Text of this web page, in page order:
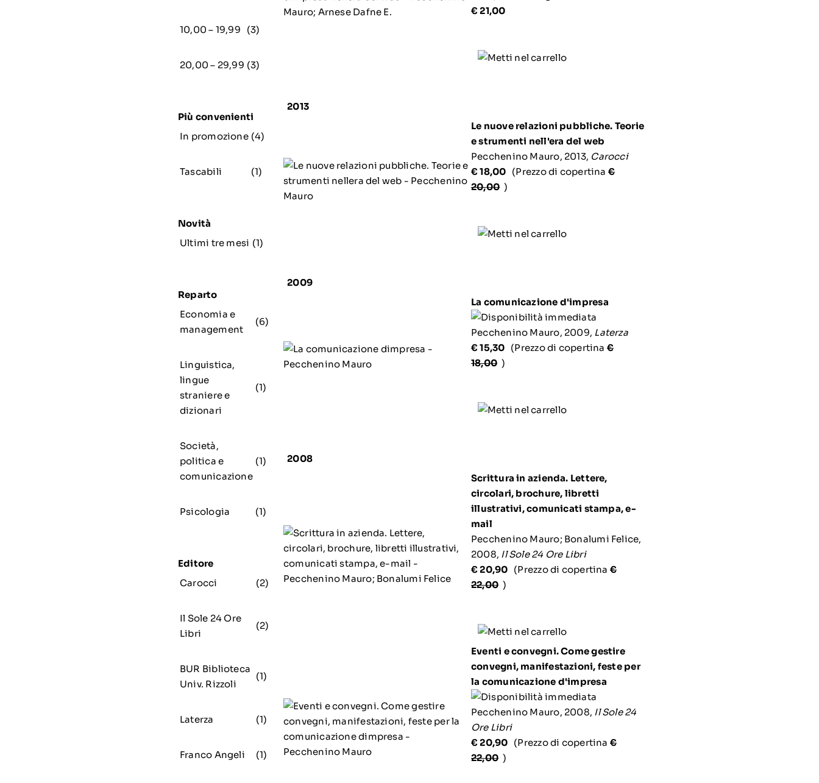
10,00 – 19,99 (3)
20,00 – 29,99 (3)
Più convenienti
In promozione (4)
Tascabili (1)
Novità
Ultimi tre mesi (1)
Reparto
Economia e
management
(6)
Linguistica,
lingue
straniere e
dizionari
(1)
Società,
politica e
comunicazione
(1)
Psicologia (1)
Editore
Carocci
(2)
Il Sole 24 Ore
Libri
(2)
BUR Biblioteca
Univ. Rizzoli
(1)
Laterza (1)
Franco Angeli (1)
€ 21,00
2013
Le nuove relazioni pubbliche. Teorie
e strumenti nell'era del web
Pecchenino Mauro, 2013, Carocci
€ 18,00 (Prezzo di copertina €
20,00 )
2009
La comunicazione d'impresa
Pecchenino Mauro, 2009, Laterza
€ 15,30 (Prezzo di copertina €
18,00 )
2008
Scrittura in azienda. Lettere,
circolari, brochure, libretti
illustrativi, comunicati stampa, e-
mail
Pecchenino Mauro; Bonalumi Felice,
2008, Il Sole 24 Ore Libri
€ 20,90 (Prezzo di copertina €
22,00 )
Eventi e convegni. Come gestire
convegni, manifestazioni, feste per
la comunicazione d'impresa
Pecchenino Mauro, 2008, Il Sole 24
Ore Libri
€ 20,90 (Prezzo di copertina €
22,00 )